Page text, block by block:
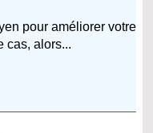
pour améliorer votre
cas, alors...